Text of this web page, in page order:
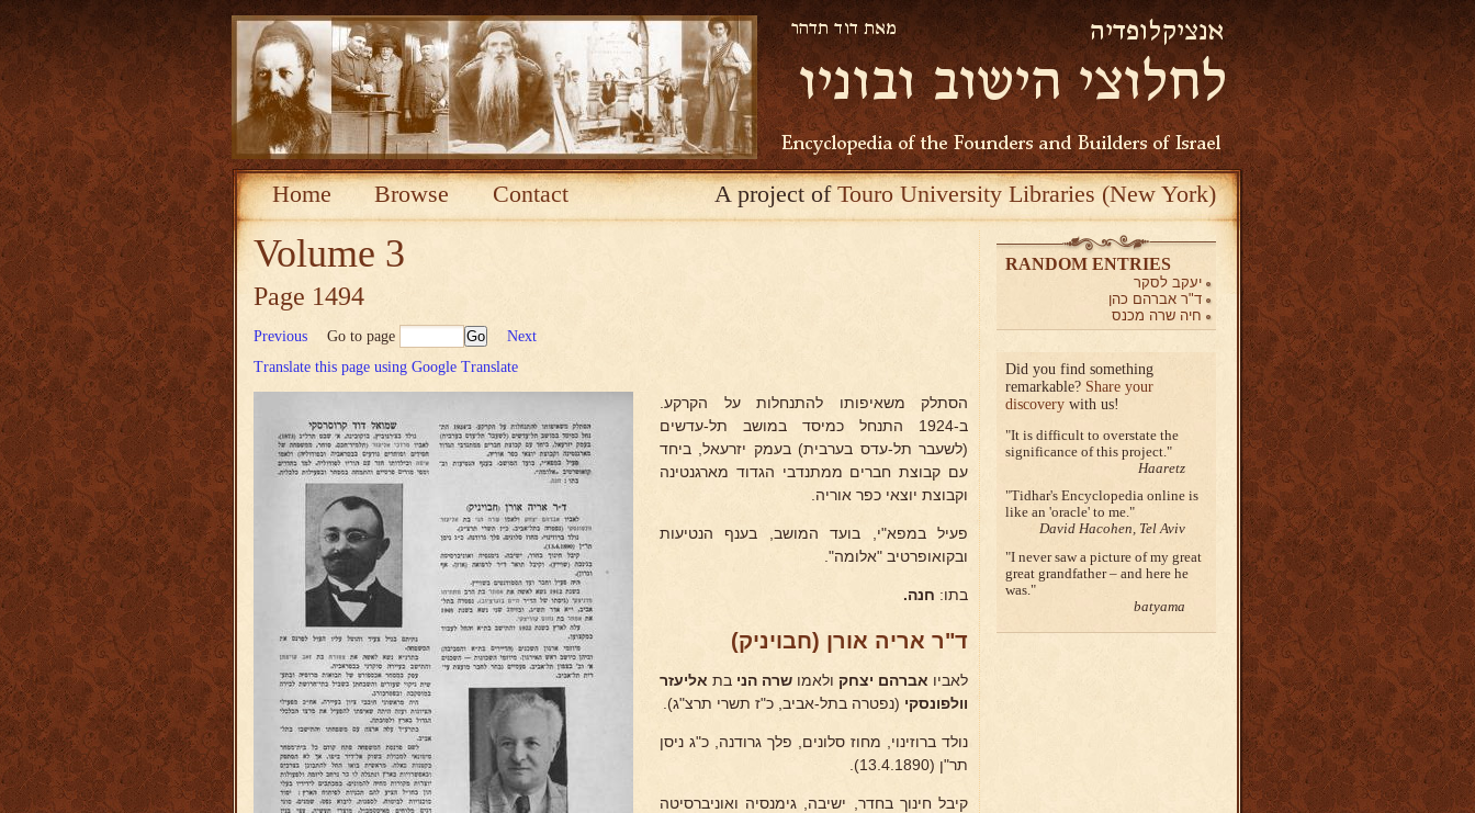
Home Browse Contact A project ofTouro University Libraries (New York)
Volume 3
Page 1494
Previous Go to page
Next
Translate this page using Google Translate
הסתלק משאיפותו להתנחלות על הקרקע.
ב-1924 התנחל כמיסד במושב תל-עדשים
(לשעבר תל-עדס בערבית) בעמק יזרעאל, ביחד
עם קבוצת חברים ממתנדבי הגדוד מארגנטינה
וקבוצת יוצאי כפר אוריה.
פעיל במפא"י, בועד המושב, בענף הנטיעות
ובקואופרטיב "אלומה".
בתו: חנה.
ד"ר אריה אורן (חבויניק)
לאביו אברהם יצחק ולאמו שרה הני בת אליעזר
וולפונסקי (נפטרה בתל-אביב, כ"ז תשרי תרצ"ג).
נולד ברוזינוי, מחוז סלונים, פלך גרודנה, כ"ג ניסן
תר"ן (13.4.1890).
קיבל חינוך בחדר, ישיבה, גימנסיה ואוניברסיטה
RANDOM ENTRIES
יעקב לסקר
ד"ר אברהם כהן
חיה שרה מכנס
Did you find something
remarkable? Share your
discovery with us!
It is difficult to overstate the
significance of this project.
Haaretz
Tidhar's Encyclopedia online is
like an 'oracle' to me.
David Hacohen, Tel Aviv
I never saw a picture of my great
great grandfather – and here he
was.
batyama